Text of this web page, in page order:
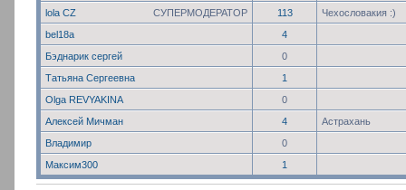
СУПЕРМОДЕРАТОР
lola CZ 113
Чехословакия :)
bel18a
4
Бэднарик сергей
0
Татьяна Сергеевна
1
Olga REVYAKINA
0
Алексей Мичман
4
Астрахань
Владимир
0
Максим300
1